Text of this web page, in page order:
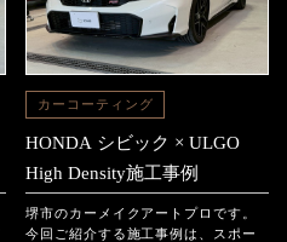
カーコーティング
HONDA シビック × ULGO
High Density施工事例
堺市のカーメイクアートプロです。
今回ご紹介する施工事例は、スポー